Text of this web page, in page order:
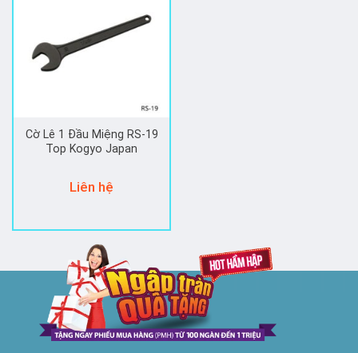
Cờ Lê 1 Đầu Miệng RS-19
Top Kogyo Japan
Liên hệ